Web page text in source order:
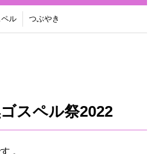
ル つぶやき
ゴスペル祭2022
。